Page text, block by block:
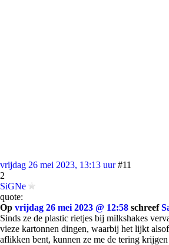
vrijdag 26 mei 2023, 13:13 uur #11
2
SiGNe
quote:
Op vrijdag 26 mei 2023 @ 12:58 schreef
Sinds ze de plastic rietjes bij milkshakes
vieze kartonnen dingen, waarbij het lijkt
aflikken bent, kunnen ze me de tering